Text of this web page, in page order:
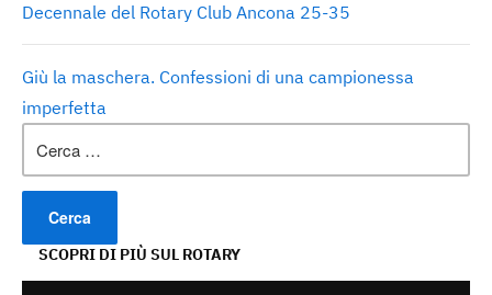
Decennale del Rotary Club Ancona 25-35
Giù la maschera. Confessioni di una campionessa
imperfetta
per:
SCOPRI DI PIÙ SUL ROTARY